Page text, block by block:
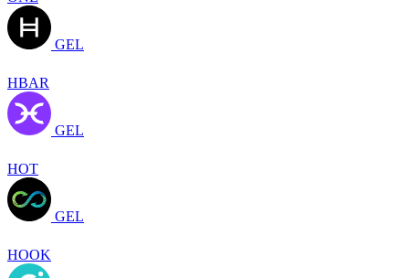
GEL
HBAR
GEL
HOT
GEL
HOOK